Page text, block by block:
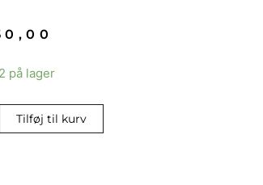
2 på lager
Tilføj til kurv